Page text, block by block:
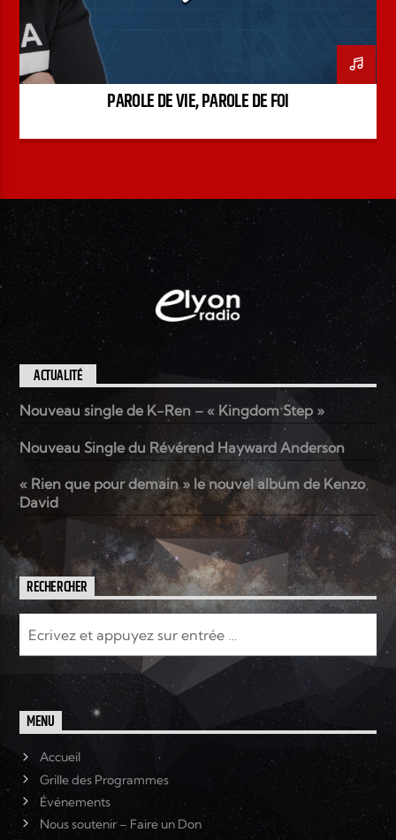
PAROLE DE VIE, PAROLE DE FOI
ACTUALITÉ
Nouveau single de K-Ren – « Kingdom Step »
Nouveau Single du Révérend Hayward Anderson
« Rien que pour demain » le nouvel album de Kenzo
David
RECHERCHER
MENU
Accueil
Grille des Programmes
Événements
Nous soutenir – Faire un Don